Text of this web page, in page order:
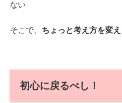
ない
そこで、 ちょっと考え方を変え
初心に戻るべし！